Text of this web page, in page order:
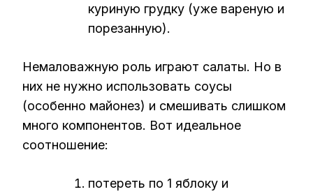
куриную грудку (уже вареную и
порезанную).
Немаловажную роль играют салаты. Но в
них не нужно использовать соусы
(особенно майонез) и смешивать слишком
много компонентов. Вот идеальное
соотношение:
потереть по 1 яблоку и